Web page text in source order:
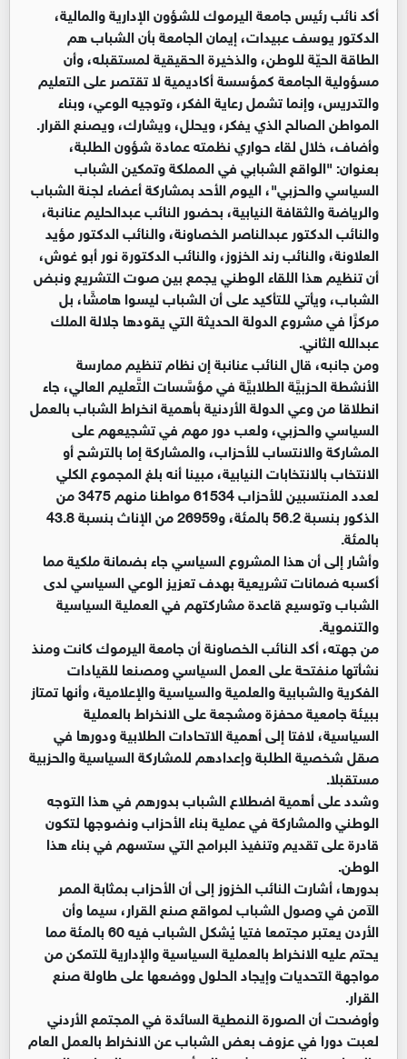
أكد نائب رئيس جامعة اليرموك للشؤون الإدارية والمالية،
الدكتور يوسف عبيدات، إيمان الجامعة بأن الشباب هم
الطاقة الحيّة للوطن، والذخيرة الحقيقية لمستقبله، وأن
مسؤولية الجامعة كمؤسسة أكاديمية لا تقتصر على التعليم
والتدريس، وإنما تشمل رعاية الفكر، وتوجيه الوعي، وبناء
المواطن الصالح الذي يفكر، ويحلل، ويشارك، ويصنع القرار.
وأضاف، خلال لقاء حواري نظمته عمادة شؤون الطلبة،
بعنوان: "الواقع الشبابي في المملكة وتمكين الشباب
السياسي والحزبي"، اليوم الأحد بمشاركة أعضاء لجنة الشباب
والرياضة والثقافة النيابية، بحضور النائب عبدالحليم عنانبة،
والنائب الدكتور عبدالناصر الخصاونة، والنائب الدكتور مؤيد
العلاونة، والنائب رند الخزوز، والنائب الدكتورة نور أبو غوش،
أن تنظيم هذا اللقاء الوطني يجمع بين صوت التشريع ونبض
الشباب، ويأتي للتأكيد على أن الشباب ليسوا هامشًا، بل
مركزًا في مشروع الدولة الحديثة التي يقودها جلالة الملك
عبدالله الثاني.
ومن جانبه، قال النائب عنانبة إن نظام تنظيم ممارسة
الأنشطة الحزبيَّة الطلابيَّة في مؤسَّسات التَّعليم العالي، جاء
انطلاقا من وعي الدولة الأردنية بأهمية انخراط الشباب بالعمل
السياسي والحزبي، ولعب دور مهم في تشجيعهم على
المشاركة والانتساب للأحزاب، والمشاركة إما بالترشح أو
الانتخاب بالانتخابات النيابية، مبينا أنه بلغ المجموع الكلي
لعدد المنتسبين للأحزاب 61534 مواطنا منهم 3475 من
الذكور بنسبة 56.2 بالمئة، و26959 من الإناث بنسبة 43.8
بالمئة.
وأشار إلى أن هذا المشروع السياسي جاء بضمانة ملكية مما
أكسبه ضمانات تشريعية بهدف تعزيز الوعي السياسي لدى
الشباب وتوسيع قاعدة مشاركتهم في العملية السياسية
والتنموية.
من جهته، أكد النائب الخصاونة أن جامعة اليرموك كانت ومنذ
نشأتها منفتحة على العمل السياسي ومصنعا للقيادات
الفكرية والشبابية والعلمية والسياسية والإعلامية، وأنها تمتاز
ببيئة جامعية محفزة ومشجعة على الانخراط بالعملية
السياسية، لافتا إلى أهمية الاتحادات الطلابية ودورها في
صقل شخصية الطلبة وإعدادهم للمشاركة السياسية والحزبية
مستقبلا.
وشدد على أهمية اضطلاع الشباب بدورهم في هذا التوجه
الوطني والمشاركة في عملية بناء الأحزاب ونضوجها لتكون
قادرة على تقديم وتنفيذ البرامج التي ستسهم في بناء هذا
الوطن.
بدورها، أشارت النائب الخزوز إلى أن الأحزاب بمثابة الممر
الآمن في وصول الشباب لمواقع صنع القرار، سيما وأن
الأردن يعتبر مجتمعا فتيا يُشكل الشباب فيه 60 بالمئة مما
يحتم عليه الانخراط بالعملية السياسية والإدارية للتمكن من
مواجهة التحديات وإيجاد الحلول ووضعها على طاولة صنع
القرار.
وأوضحت أن الصورة النمطية السائدة في المجتمع الأردني
لعبت دورا في عزوف بعض الشباب عن الانخراط بالعمل العام